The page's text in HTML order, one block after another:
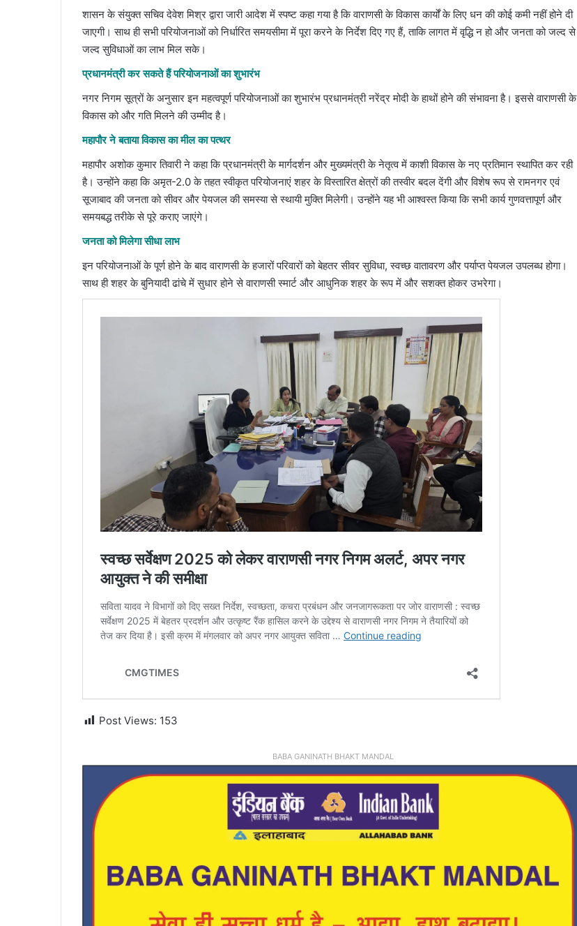
शासन के संयुक्त सचिव देवेश मिश्र द्वारा जारी आदेश में स्पष्ट कहा गया है कि वाराणसी के विकास कार्यों के लिए धन की कोई कमी नहीं होने दी
जाएगी। साथ ही सभी परियोजनाओं को निर्धारित समयसीमा में पूरा करने के निर्देश दिए गए हैं, ताकि लागत में वृद्धि न हो और जनता को जल्द से
जल्द सुविधाओं का लाभ मिल सके।
प्रधानमंत्री कर सकते हैं परियोजनाओं का शुभारंभ
नगर निगम सूत्रों के अनुसार इन महत्वपूर्ण परियोजनाओं का शुभारंभ प्रधानमंत्री नरेंद्र मोदी के हाथों होने की संभावना है। इससे वाराणसी के
विकास को और गति मिलने की उम्मीद है।
महापौर ने बताया विकास का मील का पत्थर
महापौर अशोक कुमार तिवारी ने कहा कि प्रधानमंत्री के मार्गदर्शन और मुख्यमंत्री के नेतृत्व में काशी विकास के नए प्रतिमान स्थापित कर रही
है। उन्होंने कहा कि अमृत-2.0 के तहत स्वीकृत परियोजनाएं शहर के विस्तारित क्षेत्रों की तस्वीर बदल देंगी और विशेष रूप से रामनगर एवं
सूजाबाद की जनता को सीवर और पेयजल की समस्या से स्थायी मुक्ति मिलेगी। उन्होंने यह भी आश्वस्त किया कि सभी कार्य गुणवत्तापूर्ण और
समयबद्ध तरीके से पूरे कराए जाएंगे।
जनता को मिलेगा सीधा लाभ
इन परियोजनाओं के पूर्ण होने के बाद वाराणसी के हजारों परिवारों को बेहतर सीवर सुविधा, स्वच्छ वातावरण और पर्याप्त पेयजल उपलब्ध होगा।
साथ ही शहर के बुनियादी ढांचे में सुधार होने से वाराणसी स्मार्ट और आधुनिक शहर के रूप में और सशक्त होकर उभरेगा।
Post Views: 153
BABA GANINATH BHAKT MANDAL